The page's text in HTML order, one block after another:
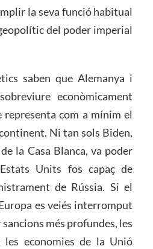
la seva funció habitual
del poder imperial
saben que Alemanya i
econòmicament
representa com a mínim el
Ni tan sols Biden,
la Casa Blanca, va poder
Units fos capaç de
de Rússia. Si el
es veiés interromput
més profundes, les
les economies de la Unió